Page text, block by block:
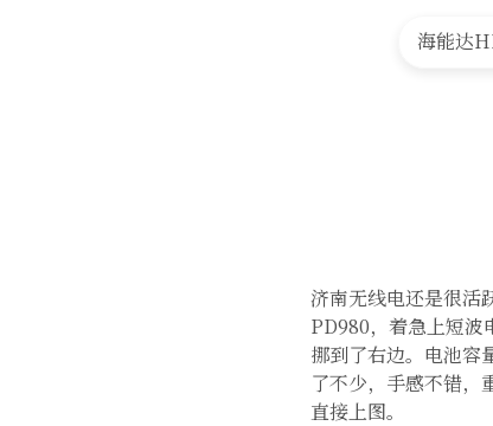
海能达
济南无线电还是很活
PD980，着急上短波
挪到了右边。电池容
了不少，手感不错，
直接上图。